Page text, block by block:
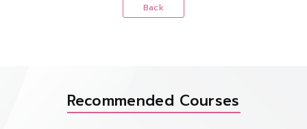
Back
Recommended Courses